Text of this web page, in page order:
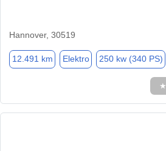
Hannover, 30519
12.491 km Elektro 250 kw (340 PS)
★